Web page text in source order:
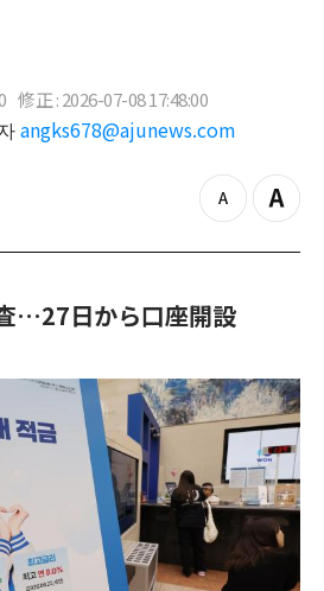
修正 : 2026-07-08 17:48:00
angks678@ajunews.com
z
o
u
Z
o
…27日から口座開設